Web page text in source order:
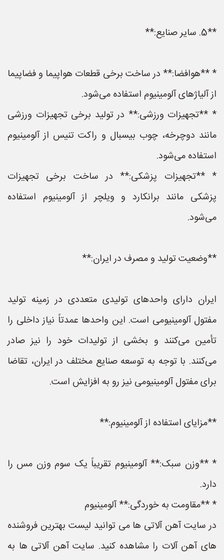
**5. سایر صنایع:**
* **هوافضا:** در ساخت برخی قطعات هواپیما و فضاپیما
از آلیاژهای آلومینیوم استفاده می‌شود.
* **تجهیزات ورزشی:** در تولید برخی تجهیزات ورزشی
مانند دوچرخه، چوب بیسبال و راکت تنیس از آلومینیوم
استفاده می‌شود.
* **تجهیزات پزشکی:** در ساخت برخی تجهیزات
پزشکی مانند برانکارد و ویلچر از آلومینیوم استفاده
می‌شود.
**وضعیت تولید و مصرف در ایران:**
ایران دارای واحدهای تولیدی متعددی در زمینه تولید
مفتول آلومینیومی است. این واحدها عمدتاً نیاز داخلی را
تأمین می‌کنند و بخشی از تولیدات خود را نیز صادر
می‌کنند. با توجه به توسعه صنایع مختلف در ایران، تقاضا
برای مفتول آلومینیومی نیز رو به افزایش است.
**مزایای استفاده از آلومینیوم:**
* **وزن سبک:** آلومینیوم تقریباً یک سوم وزن مس را
دارد.
* **مقاومت به خوردگی:** آلومینیوم
در سایت آهن آلاتی ها می توانید لیست بهترین فروشنده
های آهن آلات را مشاهده کنید. سایت آهن آلاتی ها به